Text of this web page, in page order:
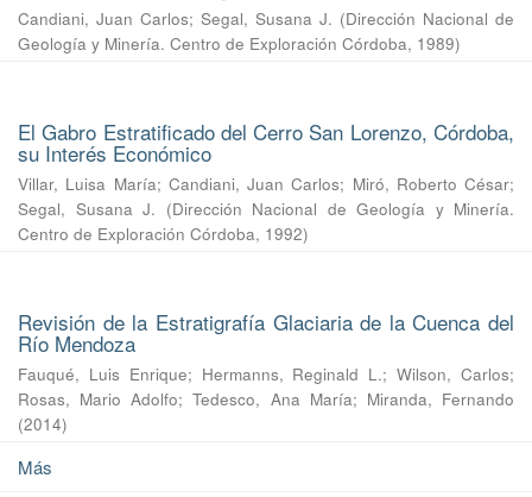
Candiani, Juan Carlos; Segal, Susana J. (Dirección Nacional de
Geología y Minería. Centro de Exploración Córdoba, 1989)
El Gabro Estratificado del Cerro San Lorenzo, Córdoba,
su Interés Económico
Villar, Luisa María; Candiani, Juan Carlos; Miró, Roberto César;
Segal, Susana J. (Dirección Nacional de Geología y Minería.
Centro de Exploración Córdoba, 1992)
Revisión de la Estratigrafía Glaciaria de la Cuenca del
Río Mendoza
Fauqué, Luis Enrique; Hermanns, Reginald L.;Wilson, Carlos;
Rosas, Mario Adolfo;Tedesco, Ana María; Miranda, Fernando
(2014)
Más